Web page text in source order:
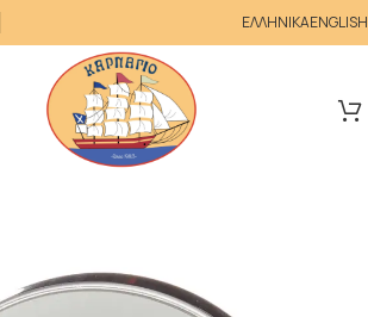
ΕΛΛΗΝΙΚΑENGLISH